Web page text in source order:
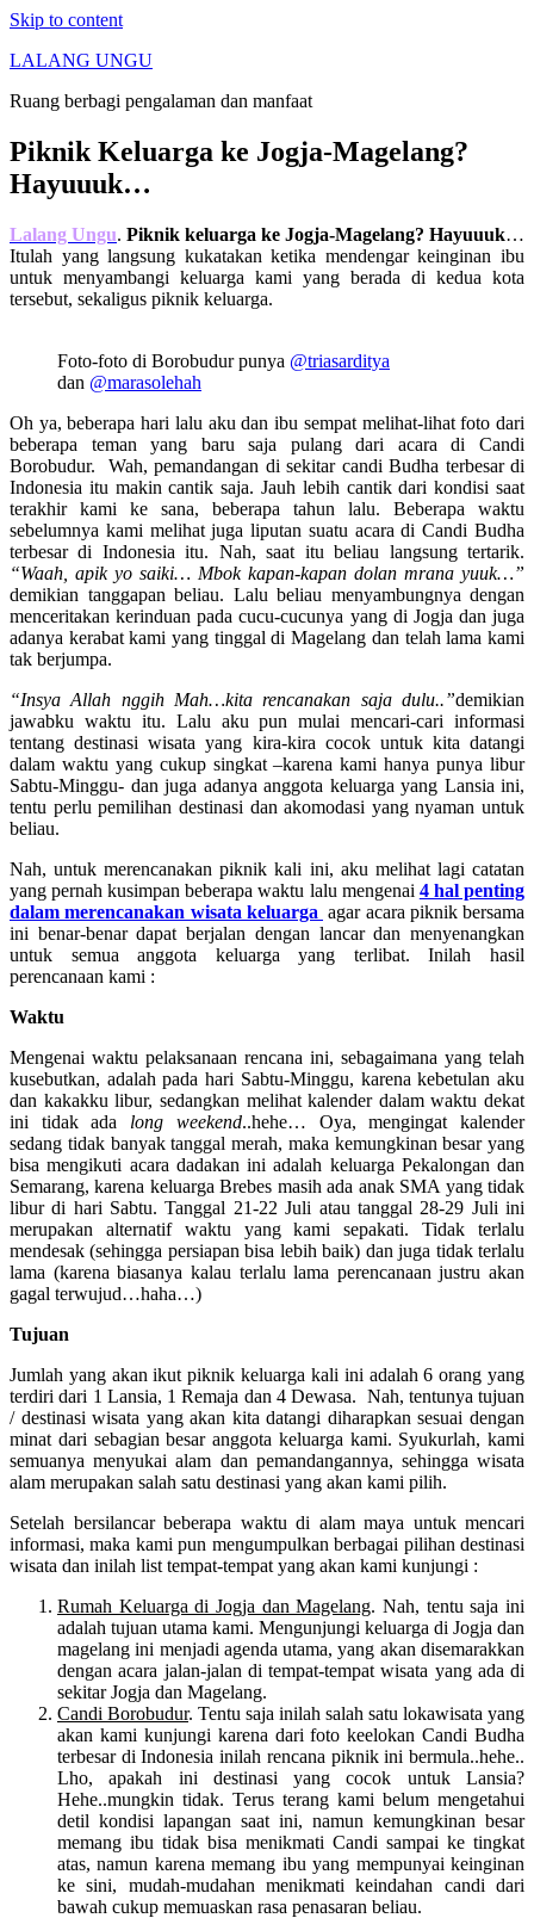
Skip to content
LALANG UNGU
Ruang berbagi pengalaman dan manfaat
Piknik Keluarga ke Jogja-Magelang?
Hayuuuk…
Lalang Ungu. Piknik keluarga ke Jogja-Magelang? Hayuuuk…
Itulah yang langsung kukatakan ketika mendengar keinginan ibu
untuk menyambangi keluarga kami yang berada di kedua kota
tersebut, sekaligus piknik keluarga.
Foto-foto di Borobudur punya @triasarditya
dan @marasolehah
Oh ya, beberapa hari lalu aku dan ibu sempat melihat-lihat foto dari
beberapa teman yang baru saja pulang dari acara di Candi
Borobudur. Wah, pemandangan di sekitar candi Budha terbesar di
Indonesia itu makin cantik saja. Jauh lebih cantik dari kondisi saat
terakhir kami ke sana, beberapa tahun lalu. Beberapa waktu
sebelumnya kami melihat juga liputan suatu acara di Candi Budha
terbesar di Indonesia itu. Nah, saat itu beliau langsung tertarik.
“Waah, apik yo saiki… Mbok kapan-kapan dolan mrana yuuk…”
demikian tanggapan beliau. Lalu beliau menyambungnya dengan
menceritakan kerinduan pada cucu-cucunya yang di Jogja dan juga
adanya kerabat kami yang tinggal di Magelang dan telah lama kami
tak berjumpa.
“Insya Allah nggih Mah…kita rencanakan saja dulu..”demikian
jawabku waktu itu. Lalu aku pun mulai mencari-cari informasi
tentang destinasi wisata yang kira-kira cocok untuk kita datangi
dalam waktu yang cukup singkat –karena kami hanya punya libur
Sabtu-Minggu- dan juga adanya anggota keluarga yang Lansia ini,
tentu perlu pemilihan destinasi dan akomodasi yang nyaman untuk
beliau.
Nah, untuk merencanakan piknik kali ini, aku melihat lagi catatan
yang pernah kusimpan beberapa waktu lalu mengenai 4 hal penting
dalam merencanakan wisata keluarga agar acara piknik bersama
ini benar-benar dapat berjalan dengan lancar dan menyenangkan
untuk semua anggota keluarga yang terlibat. Inilah hasil
perencanaan kami :
Waktu
Mengenai waktu pelaksanaan rencana ini, sebagaimana yang telah
kusebutkan, adalah pada hari Sabtu-Minggu, karena kebetulan aku
dan kakakku libur, sedangkan melihat kalender dalam waktu dekat
ini tidak ada long weekend..hehe… Oya, mengingat kalender
sedang tidak banyak tanggal merah, maka kemungkinan besar yang
bisa mengikuti acara dadakan ini adalah keluarga Pekalongan dan
Semarang, karena keluarga Brebes masih ada anak SMA yang tidak
libur di hari Sabtu. Tanggal 21-22 Juli atau tanggal 28-29 Juli ini
merupakan alternatif waktu yang kami sepakati. Tidak terlalu
mendesak (sehingga persiapan bisa lebih baik) dan juga tidak terlalu
lama (karena biasanya kalau terlalu lama perencanaan justru akan
gagal terwujud…haha…)
Tujuan
Jumlah yang akan ikut piknik keluarga kali ini adalah 6 orang yang
terdiri dari 1 Lansia, 1 Remaja dan 4 Dewasa. Nah, tentunya tujuan
/ destinasi wisata yang akan kita datangi diharapkan sesuai dengan
minat dari sebagian besar anggota keluarga kami. Syukurlah, kami
semuanya menyukai alam dan pemandangannya, sehingga wisata
alam merupakan salah satu destinasi yang akan kami pilih.
Setelah bersilancar beberapa waktu di alam maya untuk mencari
informasi, maka kami pun mengumpulkan berbagai pilihan destinasi
wisata dan inilah list tempat-tempat yang akan kami kunjungi :
Rumah Keluarga di Jogja dan Magelang. Nah, tentu saja ini
adalah tujuan utama kami. Mengunjungi keluarga di Jogja dan
magelang ini menjadi agenda utama, yang akan disemarakkan
dengan acara jalan-jalan di tempat-tempat wisata yang ada di
sekitar Jogja dan Magelang.
Candi Borobudur. Tentu saja inilah salah satu lokawisata yang
akan kami kunjungi karena dari foto keelokan Candi Budha
terbesar di Indonesia inilah rencana piknik ini bermula..hehe..
Lho, apakah ini destinasi yang cocok untuk Lansia?
Hehe..mungkin tidak. Terus terang kami belum mengetahui
detil kondisi lapangan saat ini, namun kemungkinan besar
memang ibu tidak bisa menikmati Candi sampai ke tingkat
atas, namun karena memang ibu yang mempunyai keinginan
ke sini, mudah-mudahan menikmati keindahan candi dari
bawah cukup memuaskan rasa penasaran beliau.